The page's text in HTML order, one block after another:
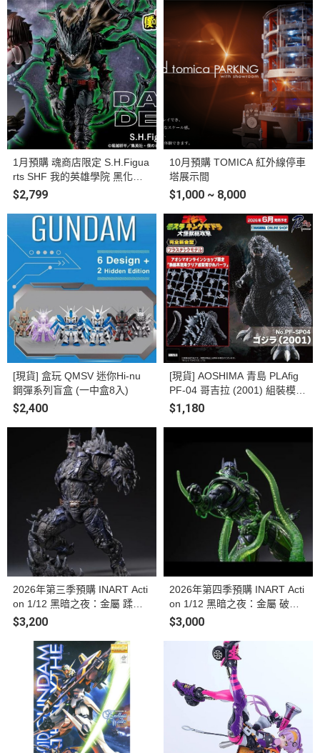
1月預購 魂商店限定 S.H.Figua
rts SHF 我的英雄學院 黑化綠
谷出久 暗黑笨久 可動完成品
$2,799
10月預購 TOMICA 紅外線停車
塔展示間
$1,000 ~ 8,000
[現貨] 盒玩 QMSV 迷你Hi-nu
鋼彈系列盲盒 (一中盒8入)
$2,400
[現貨] AOSHIMA 青島 PLAfig
PF-04 哥吉拉 (2001) 組裝模型
限定版
$1,180
2026年第三季預購 INART Acti
on 1/12 黑暗之夜：金屬 蹂躪
者 可動人偶
$3,200
2026年第四季預購 INART Acti
on 1/12 黑暗之夜：金屬 破曉
詭燈 可動人偶
$3,000